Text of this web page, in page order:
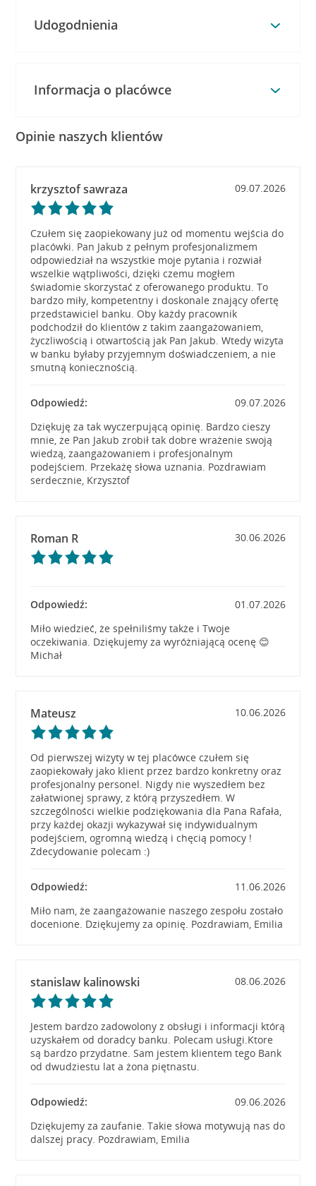
Udogodnienia
Informacja o placówce
Opinie naszych klientów
krzysztof sawraza 09.07.2026
Czułem się zaopiekowany już od momentu wejścia do
placówki. Pan Jakub z pełnym profesjonalizmem
odpowiedział na wszystkie moje pytania i rozwiał
wszelkie wątpliwości, dzięki czemu mogłem
świadomie skorzystać z oferowanego produktu. To
bardzo miły, kompetentny i doskonale znający ofertę
przedstawiciel banku. Oby każdy pracownik
podchodził do klientów z takim zaangażowaniem,
życzliwością i otwartością jak Pan Jakub. Wtedy wizyta
w banku byłaby przyjemnym doświadczeniem, a nie
smutną koniecznością.
Odpowiedź:
09.07.2026
Dziękuję za tak wyczerpującą opinię. Bardzo cieszy
mnie, że Pan Jakub zrobił tak dobre wrażenie swoją
wiedzą, zaangażowaniem i profesjonalnym
podejściem. Przekażę słowa uznania. Pozdrawiam
serdecznie, Krzysztof
Roman R 30.06.2026
Odpowiedź:
01.07.2026
Miło wiedzieć, że spełniliśmy także i Twoje
oczekiwania. Dziękujemy za wyróżniającą ocenę 😊
Michał
Mateusz 10.06.2026
Od pierwszej wizyty w tej placówce czułem się
zaopiekowały jako klient przez bardzo konkretny oraz
profesjonalny personel. Nigdy nie wyszedłem bez
załatwionej sprawy, z którą przyszedłem. W
szczególności wielkie podziękowania dla Pana Rafała,
przy każdej okazji wykazywał się indywidualnym
podejściem, ogromną wiedzą i chęcią pomocy !
Zdecydowanie polecam :)
Odpowiedź:
11.06.2026
Miło nam, że zaangażowanie naszego zespołu zostało
docenione. Dziękujemy za opinię. Pozdrawiam, Emilia
stanislaw kalinowski 08.06.2026
Jestem bardzo zadowolony z obsługi i informacji którą
uzyskałem od doradcy banku. Polecam usługi.Ktore
są bardzo przydatne. Sam jestem klientem tego Bank
od dwudziestu lat a żona piętnastu.
Odpowiedź:
09.06.2026
Dziękujemy za zaufanie. Takie słowa motywują nas do
dalszej pracy. Pozdrawiam, Emilia